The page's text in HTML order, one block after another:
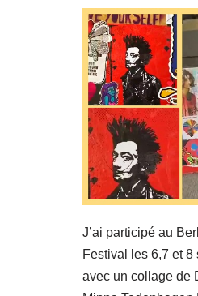
J’ai participé au
Festival les 6,7 et 8
avec un collage de